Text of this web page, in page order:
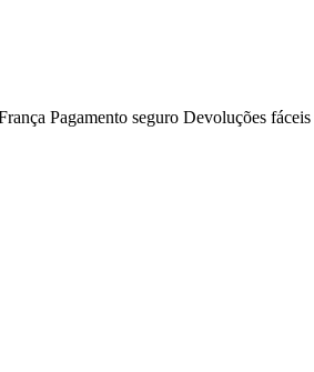
Pagamento seguro Devoluções fáceis